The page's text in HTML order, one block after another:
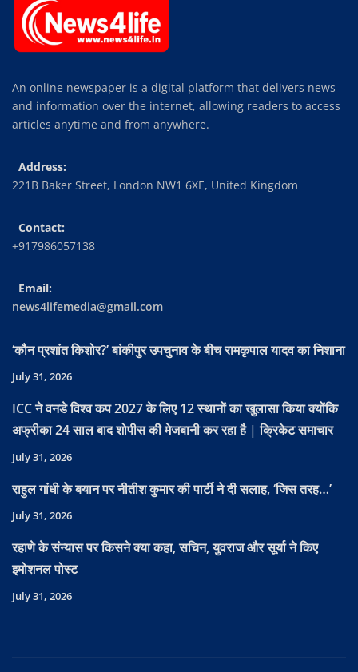
An online newspaper is a digital platform that delivers news
and information over the internet, allowing readers to access
articles anytime and from anywhere.
Address:
221B Baker Street, London NW1 6XE, United Kingdom
Contact:
+917986057138
Email:
news4lifemedia@gmail.com
‘कौन प्रशांत किशोर?’ बांकीपुर उपचुनाव के बीच रामकृपाल यादव का निशाना
July 31, 2026
ICC ने वनडे विश्व कप 2027 के लिए 12 स्थानों का खुलासा किया क्योंकि
अफ्रीका 24 साल बाद शोपीस की मेजबानी कर रहा है | क्रिकेट समाचार
July 31, 2026
राहुल गांधी के बयान पर नीतीश कुमार की पार्टी ने दी सलाह, ‘जिस तरह…’
July 31, 2026
रहाणे के संन्यास पर किसने क्या कहा, सचिन, युवराज और सूर्या ने किए
इमोशनल पोस्ट
July 31, 2026